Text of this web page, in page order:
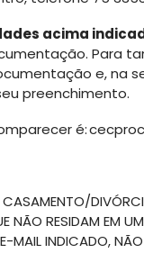
acima
Para
e, na
preenchimento.
é:
NÃO RESIDAM EM
INDICADO, NÃO